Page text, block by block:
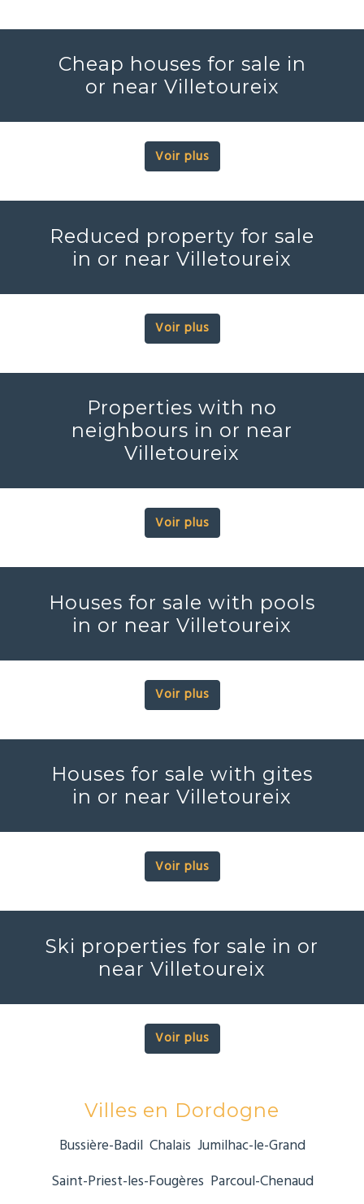
Cheap houses for sale in
or near Villetoureix
Voir plus
Reduced property for sale
in or near Villetoureix
Voir plus
Properties with no
neighbours in or near
Villetoureix
Voir plus
Houses for sale with pools
in or near Villetoureix
Voir plus
Houses for sale with gites
in or near Villetoureix
Voir plus
Ski properties for sale in or
near Villetoureix
Voir plus
Villes en Dordogne
Bussière-Badil Chalais Jumilhac-le-Grand
Saint-Priest-les-Fougères Parcoul-Chenaud